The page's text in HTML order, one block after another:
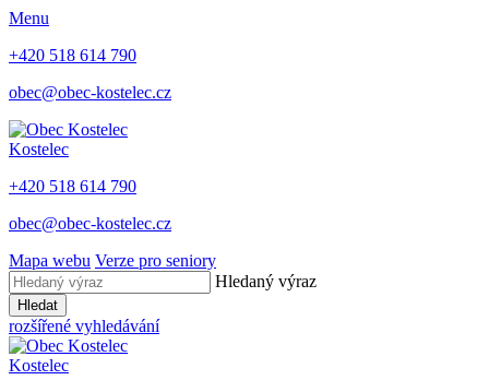
Menu
+420 518 614 790
obec@obec-kostelec.cz
Kostelec
+420 518 614 790
obec@obec-kostelec.cz
Mapa webu Verze pro seniory
Hledaný výraz
Hledat
rozšířené vyhledávání
Kostelec